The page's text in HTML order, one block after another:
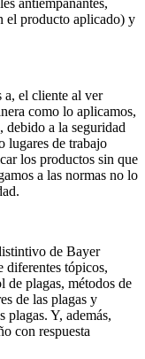
el producto aplicado) y
a, el cliente al ver
como lo aplicamos,
debido a la seguridad
lugares de trabajo
los productos sin que
a las normas no lo
de Bayer
diferentes tópicos,
de plagas, métodos de
de las plagas y
plagas. Y, además,
con respuesta